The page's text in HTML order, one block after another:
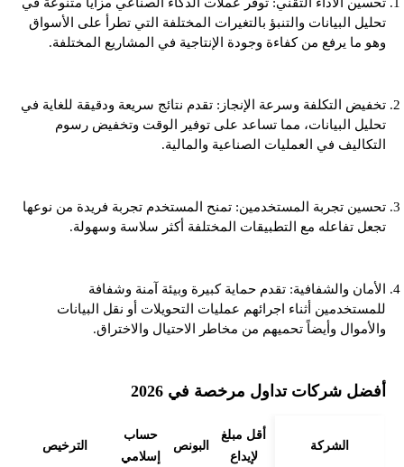
تحليل البيانات والتنبؤ بالتغيرات المختلفة التي تطرأ على الأسواق
وهو ما يرفع من كفاءة وجودة الإنتاجية في المشاريع المختلفة.
تخفيض التكلفة وسرعة الإنجاز: تقدم نتائج سريعة ودقيقة للغاية في
تحليل البيانات، مما تساعد على توفير الوقت وتخفيض رسوم
التكاليف في العمليات الصناعية والمالية.
تحسين تجربة المستخدمين: تمنح المستخدم تجربة فريدة من نوعها
تجعل تفاعله مع التطبيقات المختلفة أكثر سلاسة وسهولة.
الأمان والشفافية: تقدم حماية كبيرة وبيئة آمنة وشفافة
للمستخدمين أثناء اجرائهم عمليات التحويلات أو نقل البيانات
والأموال وأيضاً تحميهم من مخاطر الاحتيال والاختراق.
أفضل شركات تداول مرخصة في 2026
الشركة
أقل مبلغ
لإيداع
البونص
حساب
إسلامي
الترخيص